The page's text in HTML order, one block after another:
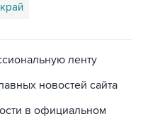
ленту
новостей сайта
в официальном